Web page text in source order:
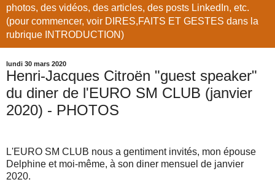
photos, des vidéos, des articles, des posts LinkedIn, etc.
(pour commencer, voir DIRES,FAITS ET GESTES dans la
rubrique INTRODUCTION)
lundi 30 mars 2020
Henri-Jacques Citroën "guest speaker"
du diner de l'EURO SM CLUB (janvier
2020) - PHOTOS
L'EURO SM CLUB nous a gentiment invités, mon épouse
Delphine et moi-même, à son diner mensuel de janvier
2020.